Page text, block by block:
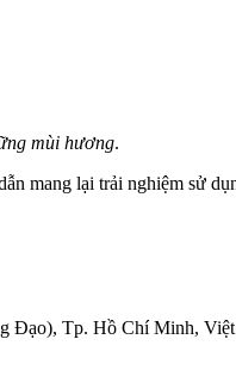
mùi hương.
mang lại trải nghiệm sử
Đạo), Tp. Hồ Chí Minh,